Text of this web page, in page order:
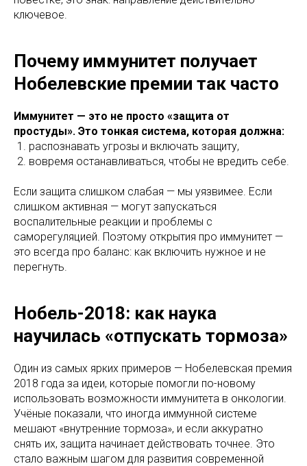
ключевое.
Почему иммунитет получает
Нобелевские премии так часто
Иммунитет — это не просто «защита от
простуды». Это тонкая система, которая должна:
распознавать угрозы и включать защиту,
вовремя останавливаться, чтобы не вредить себе.
Если защита слишком слабая — мы уязвимее. Если
слишком активная — могут запускаться
воспалительные реакции и проблемы с
саморегуляцией. Поэтому открытия про иммунитет —
это всегда про баланс: как включить нужное и не
перегнуть.
Нобель-2018: как наука
научилась «отпускать тормоза»
Один из самых ярких примеров — Нобелевская премия
2018 года за идеи, которые помогли по-новому
использовать возможности иммунитета в онкологии.
Учёные показали, что иногда иммунной системе
мешают «внутренние тормоза», и если аккуратно
снять их, защита начинает действовать точнее. Это
стало важным шагом для развития современной